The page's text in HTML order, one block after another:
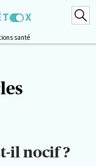
santé
il nocif ?